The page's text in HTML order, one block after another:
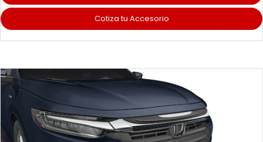
Cotiza tu Accesorio